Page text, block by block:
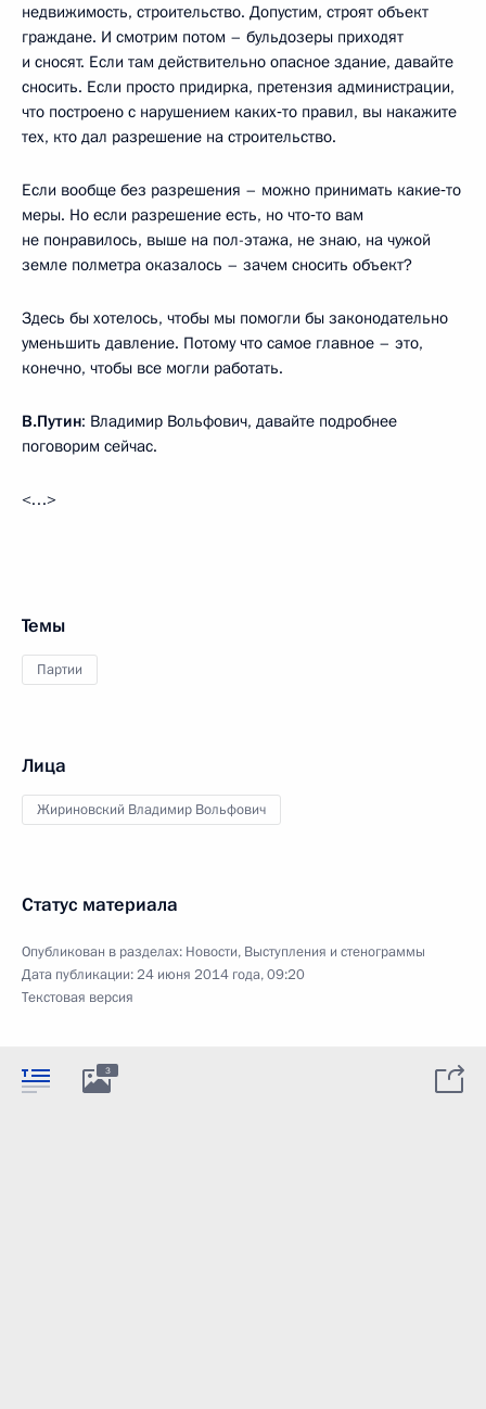
недвижимость, строительство. Допустим, строят объект
граждане. И смотрим потом – бульдозеры приходят
и сносят. Если там действительно опасное здание, давайте
сносить. Если просто придирка, претензия администрации,
что построено с нарушением каких‑то правил, вы накажите
тех, кто дал разрешение на строительство.
Если вообще без разрешения – можно принимать какие‑то
меры. Но если разрешение есть, но что‑то вам
не понравилось, выше на пол-этажа, не знаю, на чужой
земле полметра оказалось – зачем сносить объект?
Здесь бы хотелось, чтобы мы помогли бы законодательно
уменьшить давление. Потому что самое главное – это,
конечно, чтобы все могли работать.
В.Путин: Владимир Вольфович, давайте подробнее
поговорим сейчас.
<…>
Темы
Партии
Лица
Жириновский Владимир Вольфович
Статус материала
Опубликован в разделах: Новости, Выступления и стенограммы
Дата публикации:24 июня 2014 года, 09:20
Текстовая версия
3